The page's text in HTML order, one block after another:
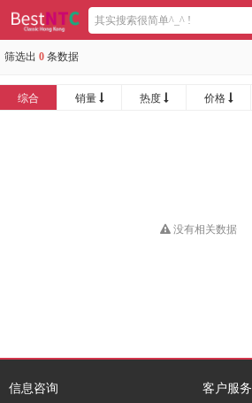
筛选出 0 条数据
综合 销量 热度 价格
没有相关数据
信息咨询 客户服务